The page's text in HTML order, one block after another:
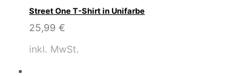
Street One T-Shirt in Unifarbe
25,99 €
inkl. MwSt.